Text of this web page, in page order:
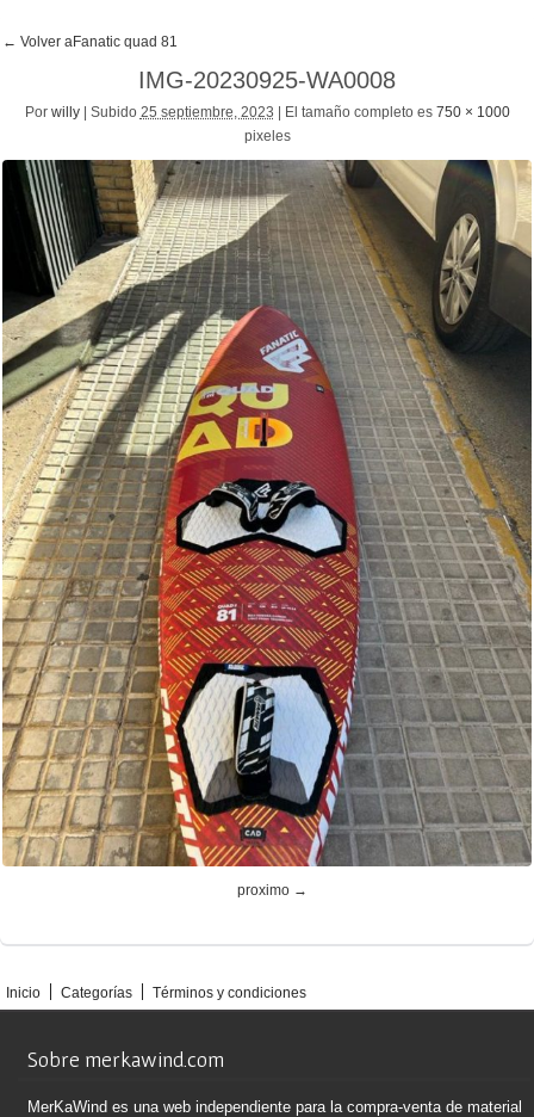
← Volver aFanatic quad 81
IMG-20230925-WA0008
Por willy Subido 25 septiembre, 2023 El tamaño completo es 750 × 1000
pixeles
proximo →
Inicio Categorías Términos y condiciones
Sobre merkawind.com
MerKaWind es una web independiente para la compra-venta de material